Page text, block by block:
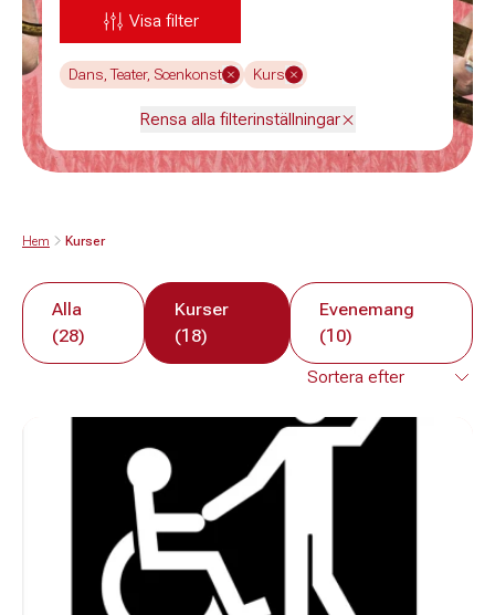
Visa filter
Dans, Teater, Scenkonst Kurs
Rensa alla filterinställningar
Hem Kurser
Alla
(28)
Kurser
(18)
Evenemang
(10)